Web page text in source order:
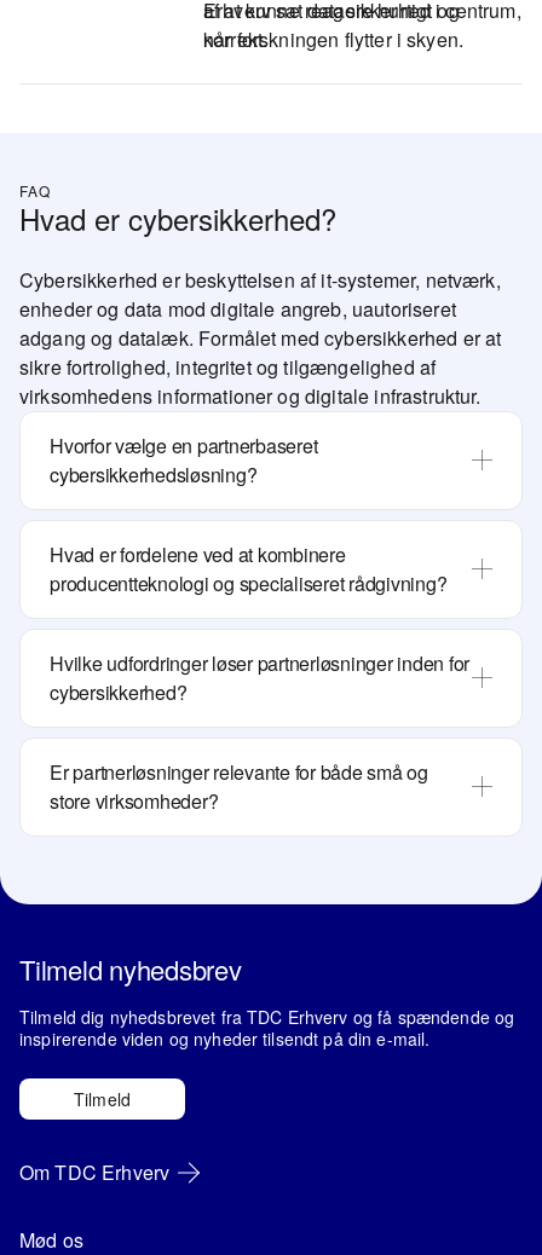
af at kunne reagere hurtigt og
korrekt.
Erhverv sat datasikkerhed i centrum,
når forskningen flytter i skyen.
FAQ
Hvad er cybersikkerhed?
Cybersikkerhed er beskyttelsen af it-systemer, netværk,
enheder og data mod digitale angreb, uautoriseret
adgang og datalæk. Formålet med cybersikkerhed er at
sikre fortrolighed, integritet og tilgængelighed af
virksomhedens informationer og digitale infrastruktur.
Hvorfor vælge en partnerbaseret
cybersikkerhedsløsning?
Hvad er fordelene ved at kombinere
producentteknologi og specialiseret rådgivning?
Hvilke udfordringer løser partnerløsninger inden for
cybersikkerhed?
Er partnerløsninger relevante for både små og
store virksomheder?
Tilmeld nyhedsbrev
Tilmeld dig nyhedsbrevet fra TDC Erhverv og få spændende og
inspirerende viden og nyheder tilsendt på din e-mail.
Tilmeld
Om TDC Erhverv
Mød os